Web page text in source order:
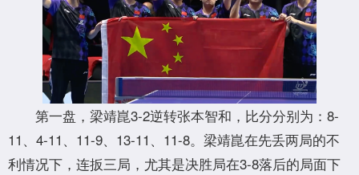
第一盘，梁靖崑3-2逆转张本智和，比分分别为：8-
11、4-11、11-9、13-11、11-8。梁靖崑在先丢两局的不
利情况下，连扳三局，尤其是决胜局在3-8落后的局面下